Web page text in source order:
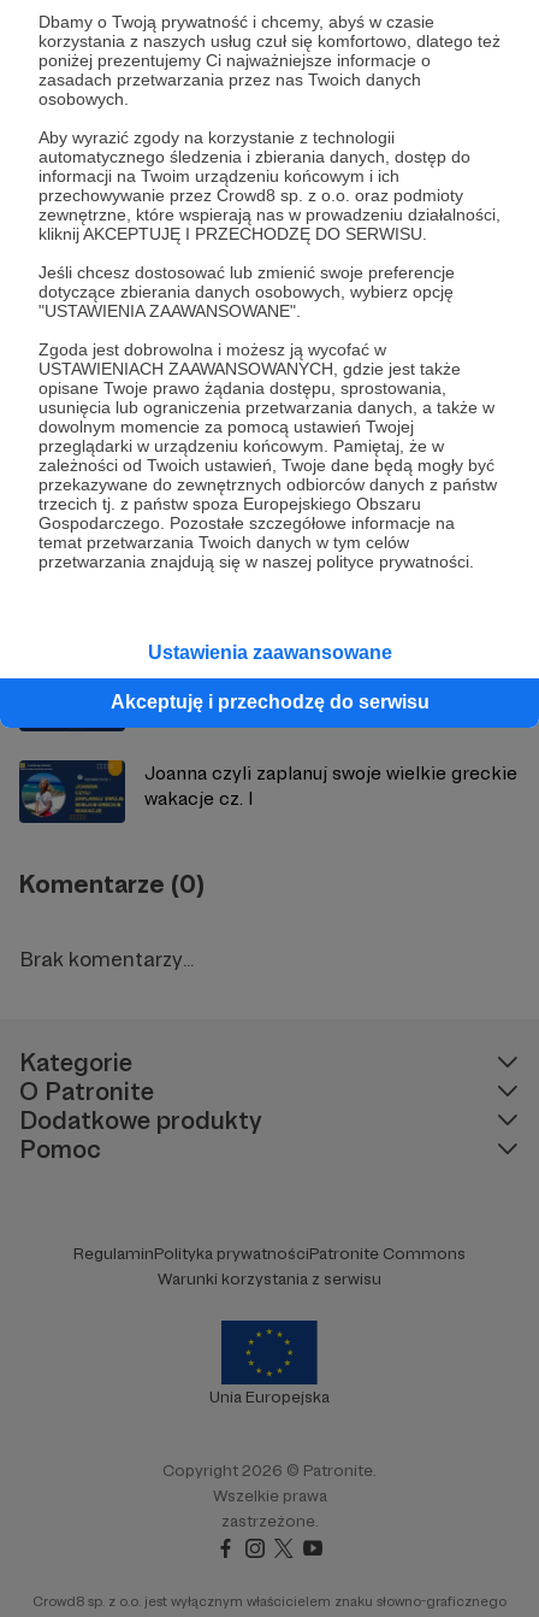
Dbamy o Twoją prywatność i chcemy, abyś w czasie
korzystania z naszych usług czuł się komfortowo, dlatego też
poniżej prezentujemy Ci najważniejsze informacje o
zasadach przetwarzania przez nas Twoich danych
osobowych.
Aby wyrazić zgody na korzystanie z technologii
automatycznego śledzenia i zbierania danych, dostęp do
informacji na Twoim urządzeniu końcowym i ich
przechowywanie przez Crowd8 sp. z o.o. oraz podmioty
zewnętrzne, które wspierają nas w prowadzeniu działalności,
kliknij AKCEPTUJĘ I PRZECHODZĘ DO SERWISU.
Jeśli chcesz dostosować lub zmienić swoje preferencje
dotyczące zbierania danych osobowych, wybierz opcję
"USTAWIENIA ZAAWANSOWANE".
Zgoda jest dobrowolna i możesz ją wycofać w
USTAWIENIACH ZAAWANSOWANYCH, gdzie jest także
opisane Twoje prawo żądania dostępu, sprostowania,
usunięcia lub ograniczenia przetwarzania danych, a także w
dowolnym momencie za pomocą ustawień Twojej
przeglądarki w urządzeniu końcowym. Pamiętaj, że w
zależności od Twoich ustawień, Twoje dane będą mogły być
przekazywane do zewnętrznych odbiorców danych z państw
trzecich tj. z państw spoza Europejskiego Obszaru
Gospodarczego. Pozostałe szczegółowe informacje na
temat przetwarzania Twoich danych w tym celów
przetwarzania znajdują się w naszej polityce prywatności.
Ustawienia zaawansowane
Akceptuję i przechodzę do serwisu
magia ezoteryka tarot runy energia fengshui
wahadelka
Udostępnij
ludzie są ciekawi
Zobacz profil autora
Zobacz również
Marek czyli magia i ezoteryka w życiu
Polków cz. II
Joanna czyli zaplanuj swoje wielkie greckie
wakacje cz. I
Komentarze (0)
Brak komentarzy...
Kategorie
O Patronite
Dodatkowe produkty
Pomoc
RegulaminPolityka prywatnościPatronite Commons
Warunki korzystania z serwisu
Unia Europejska
Copyright 2026 © Patronite.
Wszelkie prawa
zastrzeżone.
Crowd8 sp. z o.o. jest wyłącznym właścicielem znaku słowno-graficznego